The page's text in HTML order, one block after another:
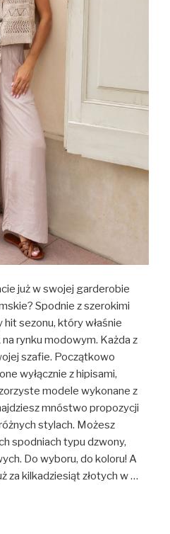
już w swojej garderobie
Spodnie z szerokimi
sezonu, który właśnie
rynku modowym. Każda z
szafie. Początkowo
wyłącznie z hipisami,
modele wykonane z
mnóstwo propozycji
stylach. Możesz
spodniach typu dzwony,
Do wyboru, do koloru! A
za kilkadziesiąt złotych w …